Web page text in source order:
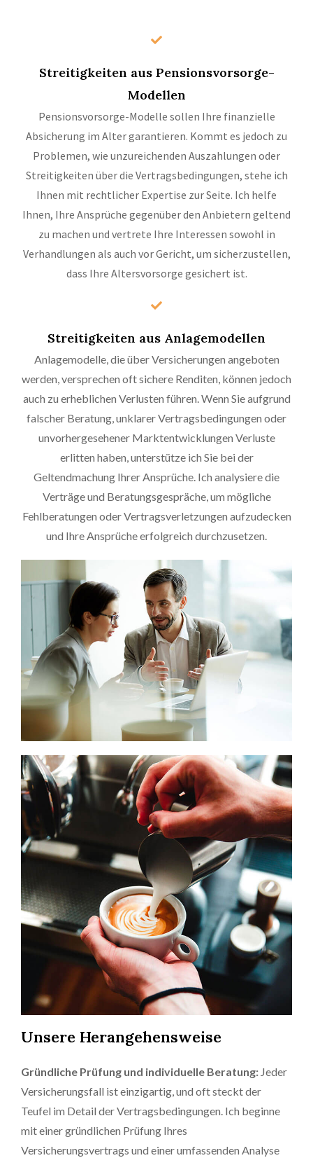
Streitigkeiten aus Pensionsvorsorge-
Modellen
Pensionsvorsorge-Modelle sollen Ihre finanzielle
Absicherung im Alter garantieren. Kommt es jedoch zu
Problemen, wie unzureichenden Auszahlungen oder
Streitigkeiten über die Vertragsbedingungen, stehe ich
Ihnen mit rechtlicher Expertise zur Seite. Ich helfe
Ihnen, Ihre Ansprüche gegenüber den Anbietern geltend
zu machen und vertrete Ihre Interessen sowohl in
Verhandlungen als auch vor Gericht, um sicherzustellen,
dass Ihre Altersvorsorge gesichert ist.
Streitigkeiten aus Anlagemodellen
Anlagemodelle, die über Versicherungen angeboten
werden, versprechen oft sichere Renditen, können jedoch
auch zu erheblichen Verlusten führen. Wenn Sie aufgrund
falscher Beratung, unklarer Vertragsbedingungen oder
unvorhergesehener Marktentwicklungen Verluste
erlitten haben, unterstütze ich Sie bei der
Geltendmachung Ihrer Ansprüche. Ich analysiere die
Verträge und Beratungsgespräche, um mögliche
Fehlberatungen oder Vertragsverletzungen aufzudecken
und Ihre Ansprüche erfolgreich durchzusetzen.
Unsere Herangehensweise
Gründliche Prüfung und individuelle Beratung: Jeder
Versicherungsfall ist einzigartig, und oft steckt der
Teufel im Detail der Vertragsbedingungen. Ich beginne
mit einer gründlichen Prüfung Ihres
Versicherungsvertrags und einer umfassenden Analyse